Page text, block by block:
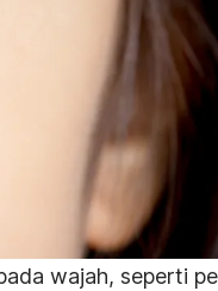
wajah, seperti